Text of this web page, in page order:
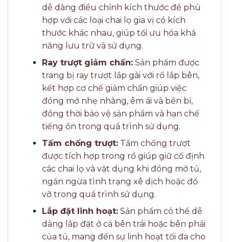
dễ dàng điều chỉnh kích thước để phù
hợp với các loại chai lọ gia vị có kích
thước khác nhau, giúp tối ưu hóa khả
năng lưu trữ và sử dụng.
Ray trượt giảm chấn:Sản phẩm được
trang bị ray trượt lắp gài với rổ lắp bên,
kết hợp cơ chế giảm chấn giúp việc
đóng mở nhẹ nhàng, êm ái và bền bỉ,
đồng thời bảo vệ sản phẩm và hạn chế
tiếng ồn trong quá trình sử dụng.
Tấm chống trượt:Tấm chống trượt
được tích hợp trong rổ giúp giữ cố định
các chai lọ và vật dụng khi đóng mở tủ,
ngăn ngừa tình trạng xê dịch hoặc đổ
vỡ trong quá trình sử dụng.
Lắp đặt linh hoạt:Sản phẩm có thể dễ
dàng lắp đặt ở cả bên trái hoặc bên phải
của tủ, mang đến sự linh hoạt tối đa cho